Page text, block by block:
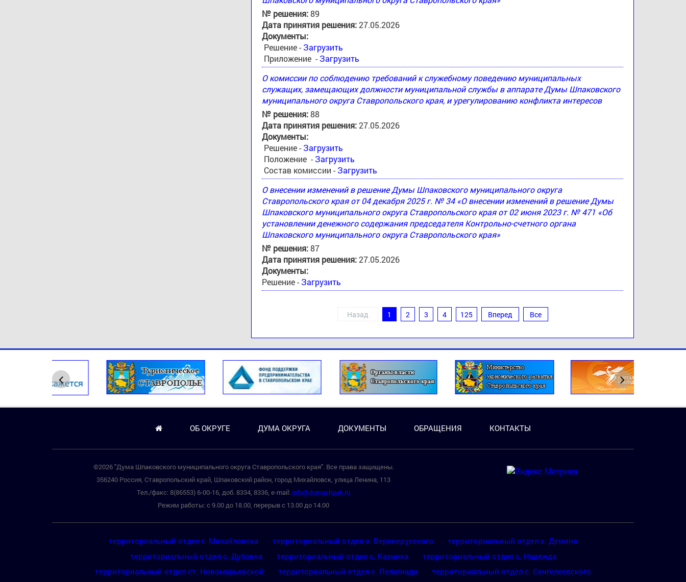
№ решения:89
Дата принятия решения:27.05.2026
Документы:
Решение - Загрузить
Приложение - Загрузить
О комиссии по соблюдению требований к служебному поведению муниципальных
служащих, замещающих должности муниципальной службы в аппарате Думы Шпаковского
муниципального округа Ставропольского края, и урегулированию конфликта интересов
№ решения:88
Дата принятия решения:27.05.2026
Документы:
Решение - Загрузить
Положение - Загрузить
Состав комиссии - Загрузить
О внесении изменений в решение Думы Шпаковского муниципального округа
Ставропольского края от 04 декабря 2025 г. № 34 «О внесении изменений в решение Думы
Шпаковского муниципального округа Ставропольского края от 02 июня 2023 г. № 471 «Об
установлении денежного содержания председателя Контрольно-счетного органа
Шпаковского муниципального округа Ставропольского края»
№ решения:87
Дата принятия решения:27.05.2026
Документы:
Решение - Загрузить
Назад 1 2 3 4 125 Вперед Все
ОБ ОКРУГЕ ДУМА ОКРУГА ДОКУМЕНТЫ ОБРАЩЕНИЯ КОНТАКТЫ
©2026 "Дума Шпаковского муниципального округа Ставропольского края". Все права защищены.
356240 Россия, Ставропольский край, Шпаковский район, город Михайловск, улица Ленина, 113
Тел./факс: 8(86553) 6-00-16, доб. 8334, 8336, e-mail: info@dumashpak.ru
Режим работы: с 9.00 до 18.00, перерыв с 13.00 до 14.00
территориальный отдел г. Михайловска территориальный отдел с. Верхнерусского
территориальный отдел х. Демино
территориальный отдел с. Дубовка
территориальный отдел с. Казинка
территориальный отдел с. Надежда
территориальный отдел ст. Новомарьевской
территориальный отдел с. Пелагиада
территориальный отдел с. Сенгелеевского